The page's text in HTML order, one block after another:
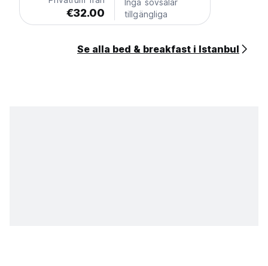
€32.00
Inga sovsalar
tillgängliga
Se alla bed & breakfast i Istanbul